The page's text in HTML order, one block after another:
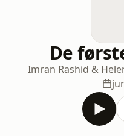
De
Imran Rashid &